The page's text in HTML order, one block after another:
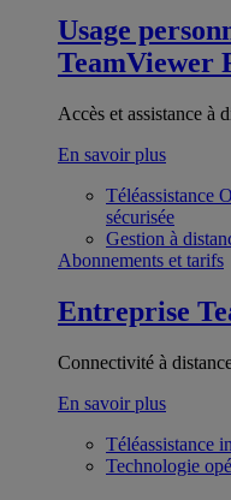
Usage
TeamViewer
Accès et assistance à
En savoir plus
Téléassistance
sécurisée
Gestion à
Abonnements et tarifs
Entreprise
Connectivité à
En savoir plus
Téléassistance
Technologie